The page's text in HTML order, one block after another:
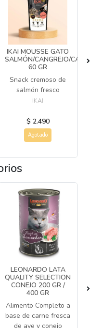
IKAI MOUSSE GATO
SALMÓN/CANGREJO/
60 GR
Snack cremoso de
salmón fresco
IKAI
$ 2.490
Agotado
LEONARDO LATA
QUALITY SELECTION
CONEJO 200 GR /
400 GR
Alimento Completo a
base de carne fresca
de ave y conejo